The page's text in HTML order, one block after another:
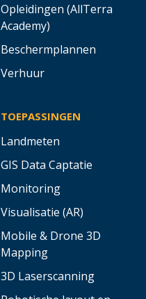
Opleidingen (AllTerra
Academy)
Beschermplannen
Verhuur
TOEPASSINGEN
Landmeten
GIS Data Captatie
Monitoring
Visualisatie (AR)
Mobile & Drone 3D
Mapping
3D Laserscanning